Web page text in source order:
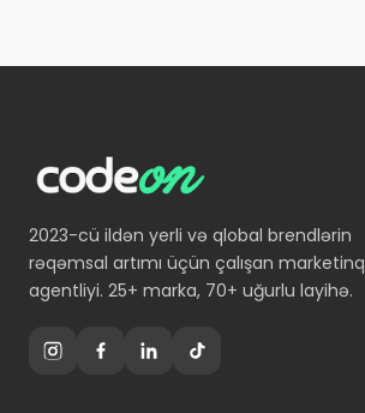
2023-cü ildən yerli və qlobal brendlərin
rəqəmsal artımı üçün çalışan marketinq
agentliyi. 25+ marka, 70+ uğurlu layihə.